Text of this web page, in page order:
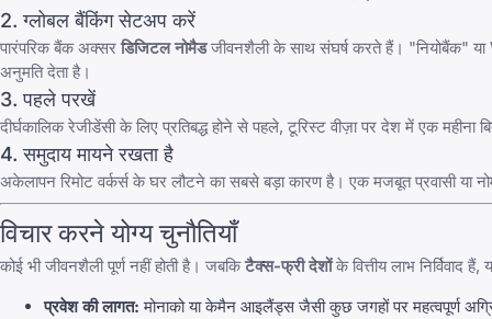
2. ग्लोबल बैंकिंग सेटअप करें
पारंपरिक बैंक अक्सर डिजिटल नोमैडजीवनशैली के साथ संघर्ष करते हैं। "नियोबैंक" या
अनुमति देता है।
3. पहले परखें
दीर्घकालिक रेजीडेंसी के लिए प्रतिबद्ध होने से पहले, टूरिस्ट वीज़ा पर देश में एक
4. समुदाय मायने रखता है
अकेलापन रिमोट वर्कर्स के घर लौटने का सबसे बड़ा कारण है। एक मजबूत प्रवासी या
विचार करने योग्य चुनौतियाँ
कोई भी जीवनशैली पूर्ण नहीं होती है। जबकिटैक्स-फ्री देशोंके वित्तीय लाभ निर्विवाद
प्रवेश की लागत: मोनाको या केमैन आइलैंड्स जैसी कुछ जगहों पर महत्वपूर्ण